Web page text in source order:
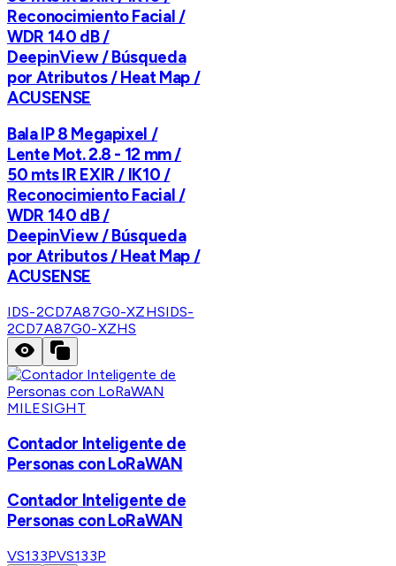
Reconocimiento Facial /
WDR 140 dB /
DeepinView / Búsqueda
por Atributos / Heat Map /
ACUSENSE
Bala IP 8 Megapixel /
Lente Mot. 2.8 - 12 mm /
50 mts IR EXIR / IK10 /
Reconocimiento Facial /
WDR 140 dB /
DeepinView / Búsqueda
por Atributos / Heat Map /
ACUSENSE
IDS-2CD7A87G0-XZHSIDS-
2CD7A87G0-XZHS
MILESIGHT
Contador Inteligente de
Personas con LoRaWAN
Contador Inteligente de
Personas con LoRaWAN
VS133PVS133P